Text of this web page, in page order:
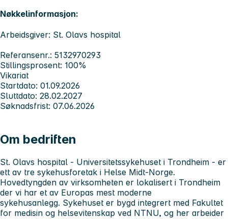
Nøkkelinformasjon:
Arbeidsgiver: St. Olavs hospital
Referansenr.: 5132970293
Stillingsprosent: 100%
Vikariat
Startdato: 01.09.2026
Sluttdato: 28.02.2027
Søknadsfrist: 07.06.2026
Om bedriften
St. Olavs hospital - Universitetssykehuset i Trondheim - er
ett av tre sykehusforetak i Helse Midt-Norge.
Hovedtyngden av virksomheten er lokalisert i Trondheim
der vi har et av Europas mest moderne
sykehusanlegg. Sykehuset er bygd integrert med Fakultet
for medisin og helsevitenskap ved NTNU, og her arbeider